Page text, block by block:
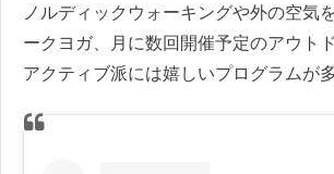
ノルディックウォーキングや外の空気
ークヨガ、月に数回開催予定のアウト
アクティブ派には嬉しいプログラムが多